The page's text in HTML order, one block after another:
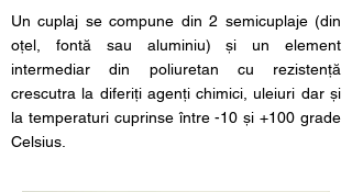
Un cuplaj se compune din 2 semicuplaje (din
oțel, fontă sau aluminiu) și un element
intermediar din poliuretan cu rezistență
crescutra la diferiți agenți chimici, uleiuri dar și
la temperaturi cuprinse între -10 și +100 grade
Celsius.